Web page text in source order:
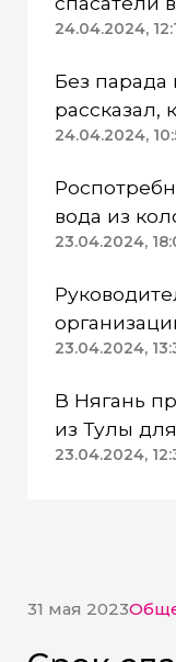
работают в
24.04.2024,
Без парада
рассказал,
24.04.2024,
вода из
Казанском
23.04.2024,
23.04.2024,
В Нягань
из Тулы для обследования здания
ДК «Геолог»
23.04.2024,
31 мая 2023